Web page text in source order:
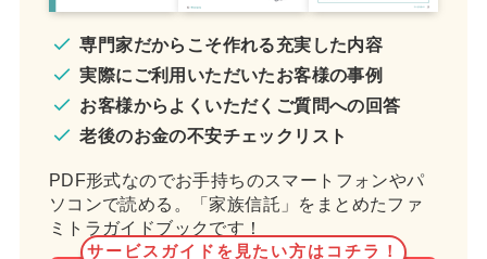
専門家だからこそ作れる充実した内容
実際にご利用いただいたお客様の事例
お客様からよくいただくご質問への回答
老後のお金の不安チェックリスト
PDF形式なのでお手持ちのスマートフォンやパ
ソコンで読める。「家族信託」をまとめたファ
ミトラガイドブックです！
サービスガイドを見たい方はコチラ！